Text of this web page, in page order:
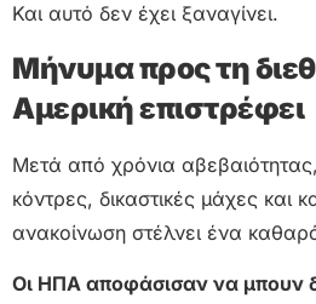
Και αυτό δεν έχει ξαναγίνει.
Μήνυμα προς τη
Αμερική επιστρέφει
Μετά από χρόνια
κόντρες, δικαστικές μάχες και
ανακοίνωση στέλνει ένα
Οι ΗΠΑ αποφάσισαν να μπουν